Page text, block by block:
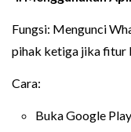
Fungsi: Mengunci
pihak ketiga jika fitur
Cara:
Buka Google